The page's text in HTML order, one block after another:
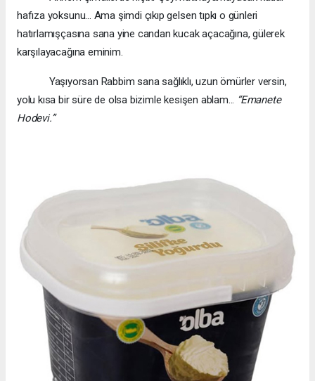
hafıza yoksunu... Ama şimdi çıkıp gelsen tıpkı o günleri
hatırlamışçasına sana yine candan kucak açacağına, gülerek
karşılayacağına eminim.
Yaşıyorsan Rabbim sana sağlıklı, uzun ömürler versin,
yolu kısa bir süre de olsa bizimle kesişen ablam... “Emanete
Hodevi.”